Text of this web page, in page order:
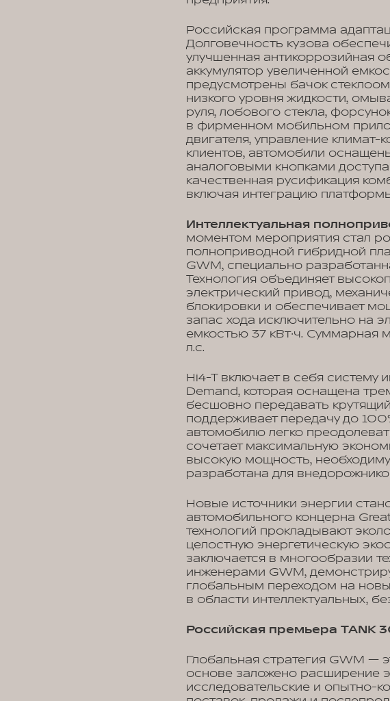
Российская программа
Долговечность кузова
улучшенная антикоррозийная
аккумулятор увеличенной
предусмотрены бачок
низкого уровня жидкости,
руля, лобового стекла,
в фирменном мобильном
двигателя, управление
клиентов, автомобили
аналоговыми кнопками
качественная русификация
включая интеграцию
Интеллектуальная
моментом мероприятия стал
полноприводной гибридной
GWM, специально
Технология объединяет
электрический привод,
блокировки и обеспечивает
запас хода исключительно на
емкостью 37 кВт∙ч. Суммарная
л.с.
Hi4-T включает в себя систему
Demand, которая оснащена
бесшовно передавать
поддерживает передачу до
автомобилю легко
сочетает максимальную
высокую мощность,
разработана для
Новые источники энергии
автомобильного концерна
технологий прокладывают
целостную энергетическую
заключается в многообразии
инженерами GWM,
глобальным переходом на
в области интеллектуальных,
Российская премьера TANK
Глобальная стратегия GWM —
основе заложено расширение
исследовательские и опытно-